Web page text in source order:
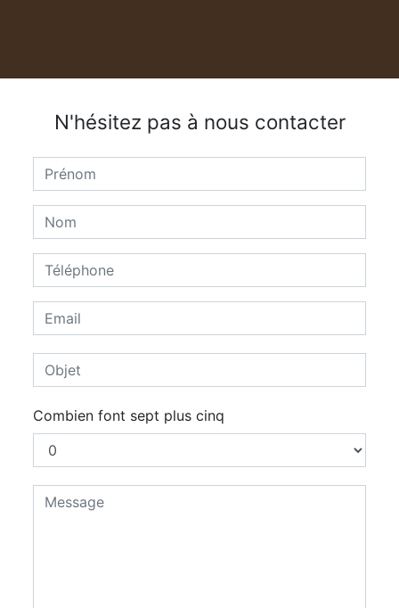
N'hésitez pas à nous contacter
Combien font sept plus cinq